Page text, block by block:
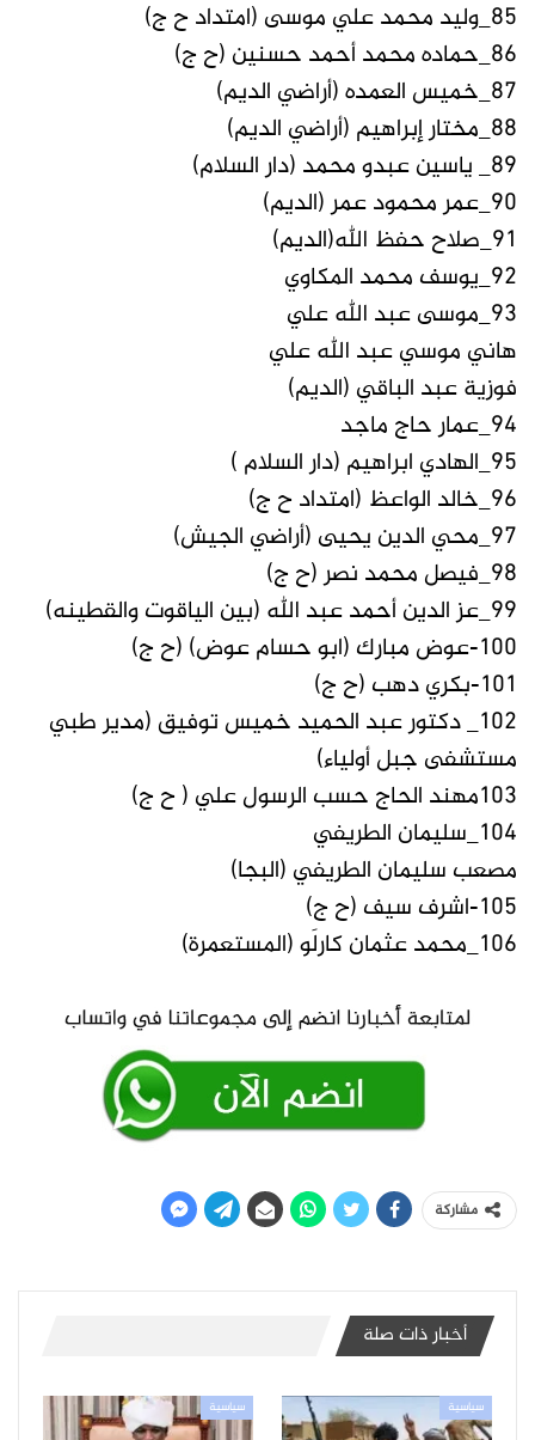
85_وليد محمد علي موسى (امتداد ح ج)
86_حماده محمد أحمد حسنين (ح ج)
87_خميس العمده (أراضي الديم)
88_مختار إبراهيم (أراضي الديم)
89_ ياسين عبدو محمد (دار السلام)
90_عمر محمود عمر (الديم)
91_صلاح حفظ الله(الديم)
92_يوسف محمد المكاوي
93_موسى عبد الله علي
هاني موسي عبد الله علي
فوزية عبد الباقي (الديم)
94_عمار حاج ماجد
95_الهادي ابراهيم (دار السلام )
96_خالد الواعظ (امتداد ح ج)
97_محي الدين يحيى (أراضي الجيش)
98_فيصل محمد نصر (ح ج)
99_عز الدين أحمد عبد الله (بين الياقوت والقطينه)
100-عوض مبارك (ابو حسام عوض) (ح ج)
101-بكري دهب (ح ج)
102_ دكتور عبد الحميد خميس توفيق (مدير طبي
مستشفى جبل أولياء)
103مهند الحاج حسب الرسول علي ( ح ج)
104_سليمان الطريفي
مصعب سليمان الطريفي (البجا)
105-اشرف سيف (ح ج)
106_محمد عثمان كارلَو (المستعمرة)
مشاركة
أخبار ذات صلة
سياسية سياسية